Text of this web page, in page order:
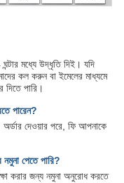
মধ্যে উদ্ধৃতি দিই। যদি
কল করুন বা ইমেলের মাধ্যমে
পারি।
পারেন?
দেওয়ার পরে, ফি আপনাকে
পেতে পারি?
করার জন্য নমুনা অনুরোধ করতে